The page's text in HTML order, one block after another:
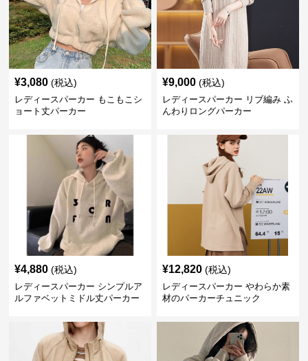
¥3,080 (税込)
レディースパーカー もこもこシ
ョート丈パーカー
¥9,000 (税込)
レディースパーカー リブ編み ふ
んわりロングパーカー
¥4,880 (税込)
レディースパーカー シンプルア
ルファベットミドル丈パーカー
¥12,820 (税込)
レディースパーカー やわらか素
材のパーカーチュニック